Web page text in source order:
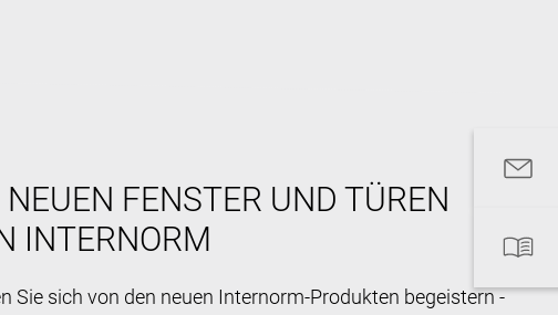
NEUEN FENSTER UND TÜREN
INTERNORM
Sie sich von den neuen Internorm-Produkten begeistern -